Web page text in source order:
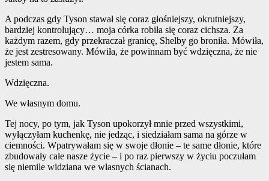
A podczas gdy Tyson stawał się coraz głośniejszy, okrutniejszy,
bardziej kontrolujący… moja córka robiła się coraz cichsza. Za
każdym razem, gdy przekraczał granicę, Shelby go broniła. Mówiła,
że ​​jest zestresowany. Mówiła, że ​​powinnam być wdzięczna, że ​​nie
jestem sama.
Wdzięczna.
We własnym domu.
Tej nocy, po tym, jak Tyson upokorzył mnie przed wszystkimi,
wyłączyłam kuchenkę, nie jedząc, i siedziałam sama na górze w
ciemności. Wpatrywałam się w swoje dłonie – te same dłonie, które
zbudowały całe nasze życie – i po raz pierwszy w życiu poczułam
się niemile widziana we własnych ścianach.